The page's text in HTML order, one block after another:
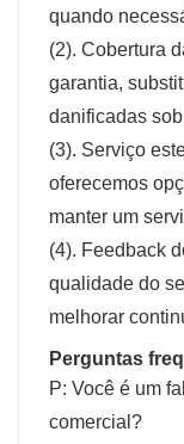
quando
(2). Cobertura
garantia,
danificadas
(3). Serviço
oferecemos
manter um
(4). Feedback
qualidade do
melhorar
Perguntas
P: Você é um
comercial?